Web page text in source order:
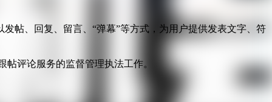
帖、回复、留言、“弹幕”等方式，为用户提供发表文字、符
评论服务的监督管理执法工作。